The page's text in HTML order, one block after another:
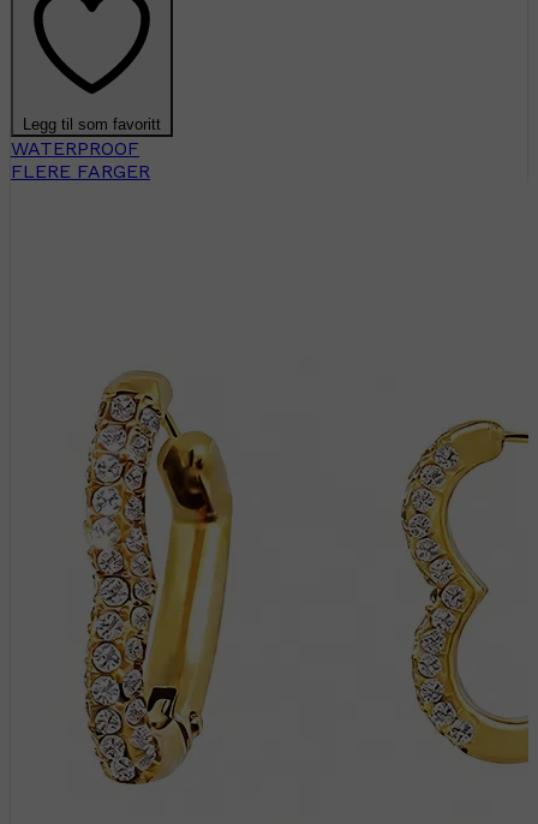
Legg til som favoritt
WATERPROOF
FLERE FARGER